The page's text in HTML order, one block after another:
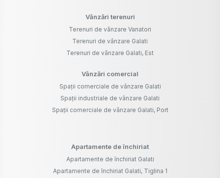
Vânzări terenuri
Terenuri de vânzare Vanatori
Terenuri de vânzare Galati
Terenuri de vânzare Galati, Est
Vânzări comercial
Spații comerciale de vânzare Galati
Spații industriale de vânzare Galati
Spații comerciale de vânzare Galati, Port
Apartamente de închiriat
Apartamente de închiriat Galati
Apartamente de închiriat Galati, Tiglina 1